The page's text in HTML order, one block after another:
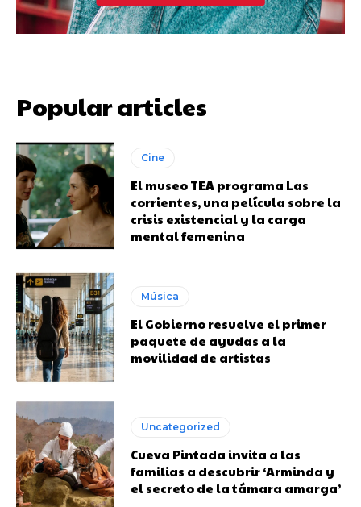
Popular articles
Cine
El museo TEA programa Las
corrientes, una película sobre la
crisis existencial y la carga
mental femenina
Música
El Gobierno resuelve el primer
paquete de ayudas a la
movilidad de artistas
Uncategorized
Cueva Pintada invita a las
familias a descubrir ‘Arminda y
el secreto de la támara amarga’